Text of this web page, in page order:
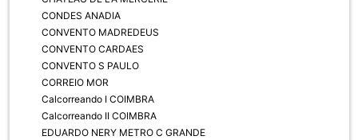
CONDES ANADIA
CONVENTO MADREDEUS
CONVENTO CARDAES
CONVENTO S PAULO
CORREIO MOR
Calcorreando I COIMBRA
Calcorreando II COIMBRA
EDUARDO NERY METRO C GRANDE